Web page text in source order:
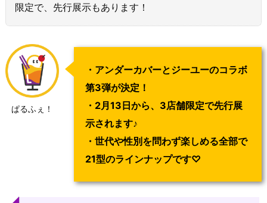
限定で、先行展示もあります！
ぱるふぇ！
・アンダーカバーとジーユーのコラボ
第3弾が決定！
・2月13日から、3店舗限定で先行展
示されます♪
・世代や性別を問わず楽しめる全部で
21型のラインナップです♡